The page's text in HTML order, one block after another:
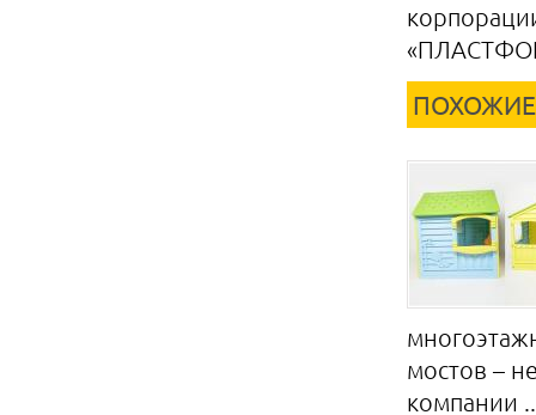
мостов –
компании